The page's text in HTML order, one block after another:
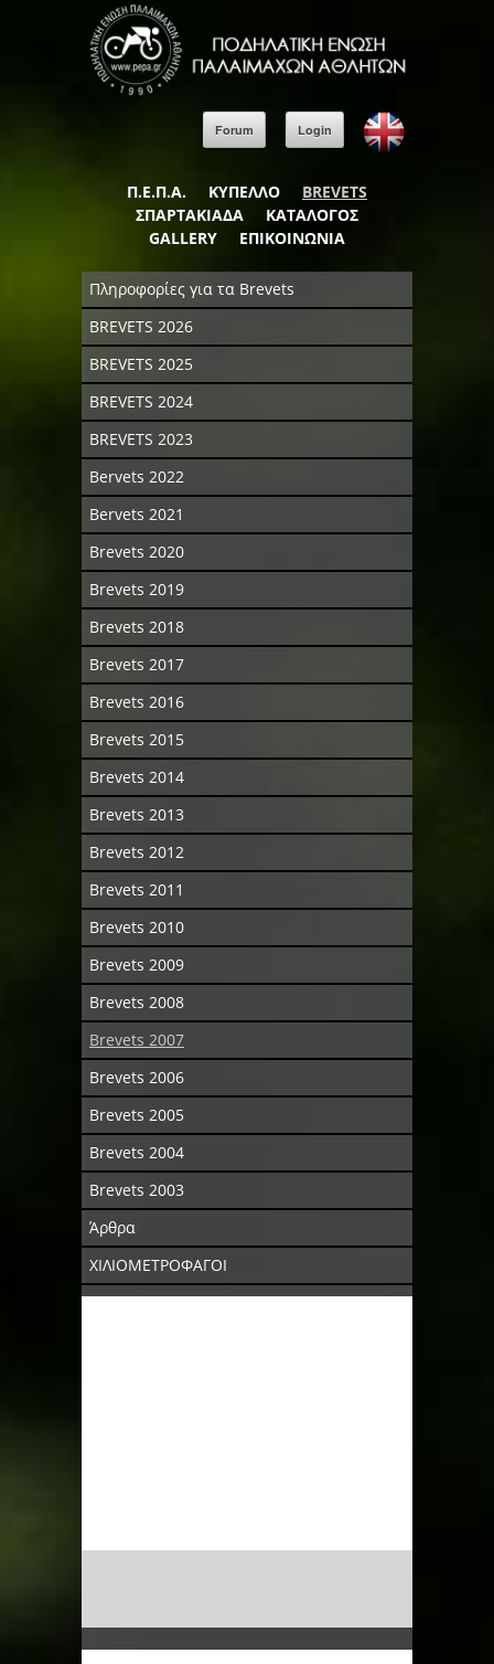
Forum Login
Π.Ε.Π.Α. ΚΥΠΕΛΛΟ
BREVETS
ΣΠΑΡΤΑΚΙΑΔΑ
ΚΑΤΑΛΟΓΟΣ
GALLERY
ΕΠΙΚΟΙΝΩΝΙΑ
Πληροφορίες για τα Brevets
BREVETS 2026
BREVETS 2025
BREVETS 2024
BREVETS 2023
Bervets 2022
Bervets 2021
Brevets 2020
Brevets 2019
Brevets 2018
Brevets 2017
Brevets 2016
Brevets 2015
Brevets 2014
Brevets 2013
Brevets 2012
Brevets 2011
Brevets 2010
Brevets 2009
Brevets 2008
Brevets 2007
Brevets 2006
Brevets 2005
Brevets 2004
Brevets 2003
Άρθρα
ΧΙΛΙΟΜΕΤΡΟΦΑΓΟΙ